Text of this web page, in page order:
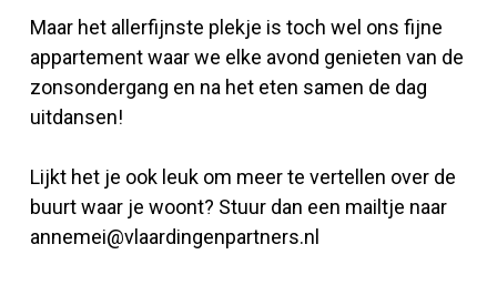
Maar het allerfijnste plekje is toch wel ons fijne
appartement waar we elke avond genieten van de
zonsondergang en na het eten samen de dag
uitdansen!
Lijkt het je ook leuk om meer te vertellen over de
buurt waar je woont? Stuur dan een mailtje naar
annemei@vlaardingenpartners.nl